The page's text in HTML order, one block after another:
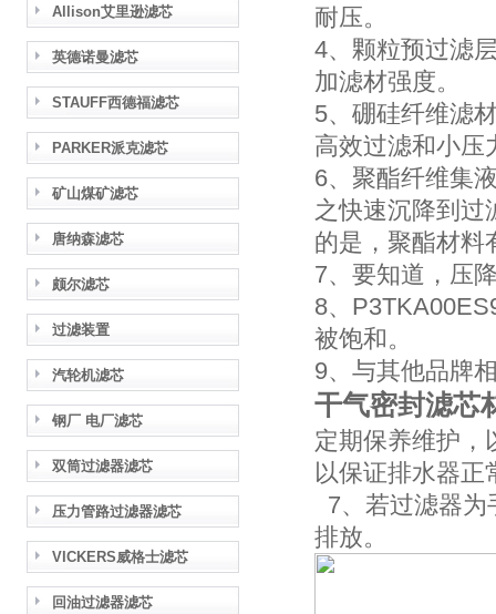
Allison艾里逊滤芯
英德诺曼滤芯
STAUFF西德福滤芯
PARKER派克滤芯
矿山煤矿滤芯
唐纳森滤芯
颇尔滤芯
过滤装置
汽轮机滤芯
钢厂 电厂滤芯
双筒过滤器滤芯
压力管路过滤器滤芯
VICKERS威格士滤芯
回油过滤器滤芯
耐压。
4、颗粒预过滤
加滤材强度。
5、硼硅纤维滤
高效过滤和小压
6、聚酯纤维集
之快速沉降到过
的是，聚酯材料
7、要知道，压
8、
被饱和。
9、与其他品牌
干气密封滤芯
定期保养维护，
以保证排水器
7、若过滤器
排放。